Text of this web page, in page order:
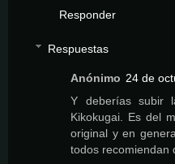
Responder
Respuestas
Anónimo 24 de
Y deberías subir
Kikokugai. Es del
original y en
todos recomiendan